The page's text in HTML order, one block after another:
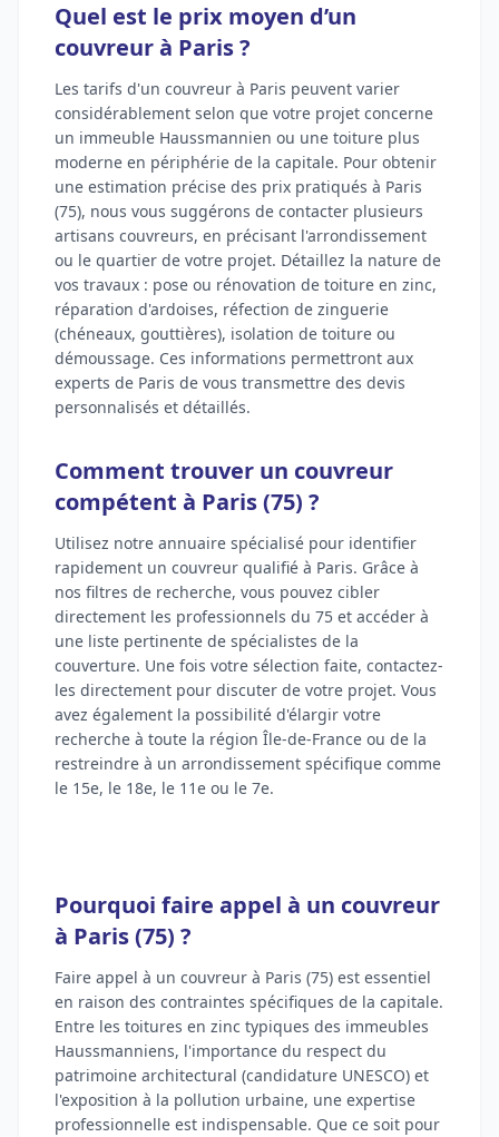
Quel est le prix moyen d’un
couvreur à Paris ?
Les tarifs d'un couvreur à Paris peuvent varier
considérablement selon que votre projet concerne
un immeuble Haussmannien ou une toiture plus
moderne en périphérie de la capitale. Pour obtenir
une estimation précise des prix pratiqués à Paris
(75), nous vous suggérons de contacter plusieurs
artisans couvreurs, en précisant l'arrondissement
ou le quartier de votre projet. Détaillez la nature de
vos travaux : pose ou rénovation de toiture en zinc,
réparation d'ardoises, réfection de zinguerie
(chéneaux, gouttières), isolation de toiture ou
démoussage. Ces informations permettront aux
experts de Paris de vous transmettre des devis
personnalisés et détaillés.
Comment trouver un couvreur
compétent à Paris (75) ?
Utilisez notre annuaire spécialisé pour identifier
rapidement un couvreur qualifié à Paris. Grâce à
nos filtres de recherche, vous pouvez cibler
directement les professionnels du 75 et accéder à
une liste pertinente de spécialistes de la
couverture. Une fois votre sélection faite, contactez-
les directement pour discuter de votre projet. Vous
avez également la possibilité d'élargir votre
recherche à toute la région Île-de-France ou de la
restreindre à un arrondissement spécifique comme
le 15e, le 18e, le 11e ou le 7e.
Pourquoi faire appel à un couvreur
à Paris (75) ?
Faire appel à un couvreur à Paris (75) est essentiel
en raison des contraintes spécifiques de la capitale.
Entre les toitures en zinc typiques des immeubles
Haussmanniens, l'importance du respect du
patrimoine architectural (candidature UNESCO) et
l'exposition à la pollution urbaine, une expertise
professionnelle est indispensable. Que ce soit pour